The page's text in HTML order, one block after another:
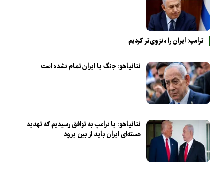
ترامپ: ایران را منزوی‌تر کردیم
نتانیاهو: جنگ با ایران تمام نشده است
نتانیاهو: با ترامپ به توافق رسیدیم که تهدید
هسته‌ای ایران باید از بین برود